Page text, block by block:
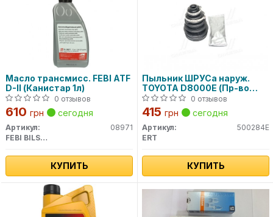
Масло трансмисс. FEBI ATF
D-II (Канистар 1л)
0 отзывов
610 грн сегодня
Артикул:
08971
FEBI BILSTEIN
КУПИТЬ
Пыльник ШРУСа наруж.
TOYOTA D8000E (Пр-во
ERT)
0 отзывов
415 грн сегодня
Артикул:
500284E
ERT
КУПИТЬ